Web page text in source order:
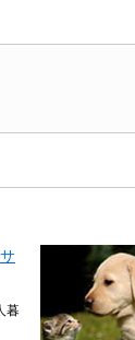
暮